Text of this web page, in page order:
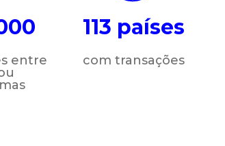
entre
113 países
com transações